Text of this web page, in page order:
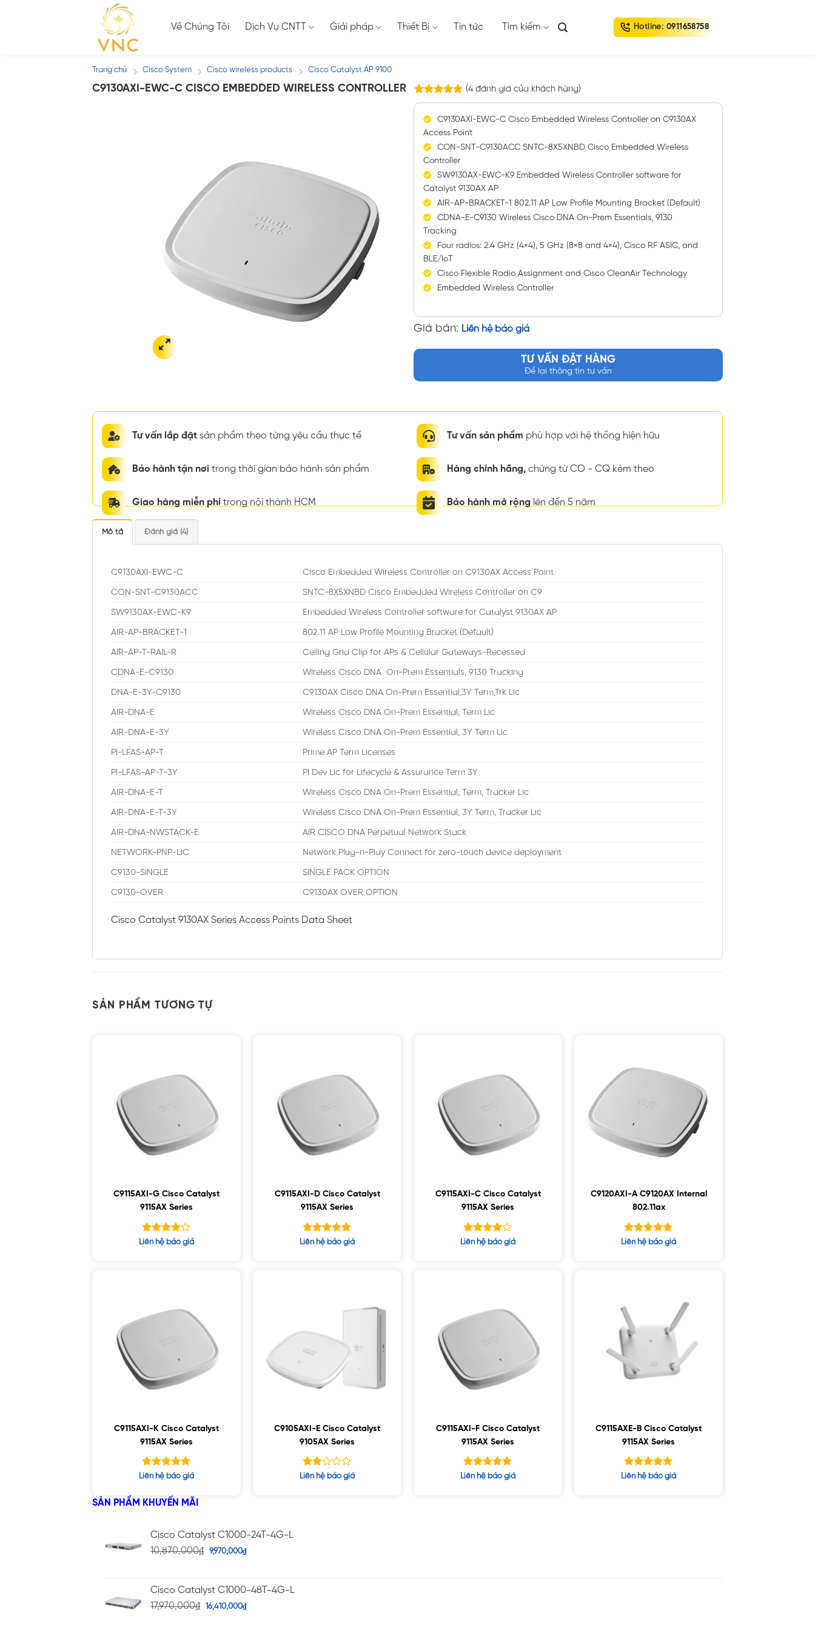
Về Chúng Tôi Dịch Vụ CNTT Giải pháp Thiết Bị Tin tức Tìm kiếm Hotline: 0911658758
Trang chủ / Cisco System / Cisco wireless products / Cisco Catalyst AP 9100
C9130AXI-EWC-C CISCO EMBEDDED WIRELESS CONTROLLER
5.00trên
5 dựa trên
4
đánh giá
(4đánh giá của khách hàng)
C9130AXI-EWC-C Cisco Embedded Wireless Controller on C9130AX
Access Point
CON-SNT-C9130ACC SNTC-8X5XNBD Cisco Embedded Wireless
Controller
SW9130AX-EWC-K9 Embedded Wireless Controller software for
Catalyst 9130AX AP
AIR-AP-BRACKET-1 802.11 AP Low Profile Mounting Bracket (Default)
CDNA-E-C9130 Wireless Cisco DNA On-Prem Essentials, 9130
Tracking
Four radios: 2.4 GHz (4×4), 5 GHz (8×8 and 4×4), Cisco RF ASIC, and
BLE/IoT
Cisco Flexible Radio Assignment and Cisco CleanAir Technology
Embedded Wireless Controller
Giá bán: Liên hệ báo giá
TƯ VẤN ĐẶT HÀNG
Để lại thông tin tư vấn
Tư vấn lắp đặt sản phẩm theo từng yêu cầu thực tế
Bảo hành tận nơi trong thời gian bảo hành sản phẩm
Giao hàng miễn phí trong nội thành HCM
Tư vấn sản phẩm phù hợp với hệ thống hiện hữu
Hàng chính hãng, chứng từ CO - CQ kèm theo
Bảo hành mở rộng lên đến 5 năm
Mô tả Đánh giá (4)
C9130AXI-EWC-C Cisco Embedded Wireless Controller on C9130AX Access Point
CON-SNT-C9130ACC SNTC-8X5XNBD Cisco Embedded Wireless Controller on C9
SW9130AX-EWC-K9 Embedded Wireless Controller software for Catalyst 9130AX AP
AIR-AP-BRACKET-1 802.11 AP Low Profile Mounting Bracket (Default)
AIR-AP-T-RAIL-R Ceiling Grid Clip for APs & Cellular Gateways-Recessed
CDNA-E-C9130 Wireless Cisco DNA On-Prem Essentials, 9130 Tracking
DNA-E-3Y-C9130 C9130AX Cisco DNA On-Prem Essential,3Y Term,Trk Lic
AIR-DNA-E Wireless Cisco DNA On-Prem Essential, Term Lic
AIR-DNA-E-3Y Wireless Cisco DNA On-Prem Essential, 3Y Term Lic
PI-LFAS-AP-T Prime AP Term Licenses
PI-LFAS-AP-T-3Y PI Dev Lic for Lifecycle & Assurance Term 3Y
AIR-DNA-E-T Wireless Cisco DNA On-Prem Essential, Term, Tracker Lic
AIR-DNA-E-T-3Y Wireless Cisco DNA On-Prem Essential, 3Y Term, Tracker Lic
AIR-DNA-NWSTACK-E AIR CISCO DNA Perpetual Network Stack
NETWORK-PNP-LIC Network Plug-n-Play Connect for zero-touch device deployment
C9130-SINGLE SINGLE PACK OPTION
C9130-OVER C9130AX OVER OPTION
Cisco Catalyst 9130AX Series Access Points Data Sheet
SẢN PHẨM TƯƠNG TỰ
C9115AXI-G Cisco Catalyst
9115AX Series
Được xếp
Liên hệ báo giá
C9115AXI-D Cisco Catalyst
9115AX Series
Được xếp
Liên hệ báo giá
C9115AXI-C Cisco Catalyst
9115AX Series
Được
Liên hệ báo giá
C9120AXI-A C9120AX Internal
802.11ax
Được xếp
Liên hệ báo giá
C9115AXI-K Cisco Catalyst
9115AX Series
Được xếp
5 sao
Liên hệ báo giá
C9105AXI-E Cisco Catalyst
9105AX Series
Được
Liên hệ báo giá
C9115AXI-F Cisco Catalyst
9115AX Series
Được xếp
Liên hệ báo giá
C9115AXE-B Cisco Catalyst
9115AX Series
Được xếp
Liên hệ báo giá
SẢN PHẨM KHUYẾN MÃI
Cisco Catalyst C1000-24T-4G-L
10,870,000₫ 9,970,000₫
Cisco Catalyst C1000-48T-4G-L
17,970,000₫ 16,410,000₫